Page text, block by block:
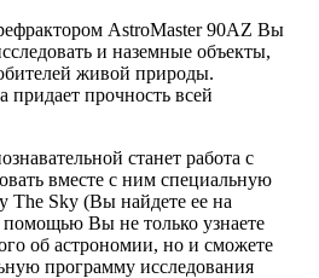
AstroMaster 90AZ Вы
и наземные объекты,
живой природы.
придает прочность всей
станет работа с
вместе с ним специальную
Sky (Вы найдете ее на
Вы не только узнаете
об астрономии, но и сможете
программу исследования